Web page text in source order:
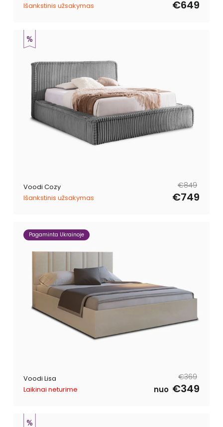
Išankstinis užsakymas €649
Voodi Cozy
Išankstinis užsakymas
Tavahind
€849
Müügihind
€749
Pagaminta Ukrainoje
Voodi Lisa
Laikinai neturime
Tavahind
€369
Müügihind
nuo €349